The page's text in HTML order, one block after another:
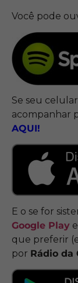
Você pode
Se seu
acompanhar
AQUI!
E o se for
Google Play
que preferir
por Rádio da